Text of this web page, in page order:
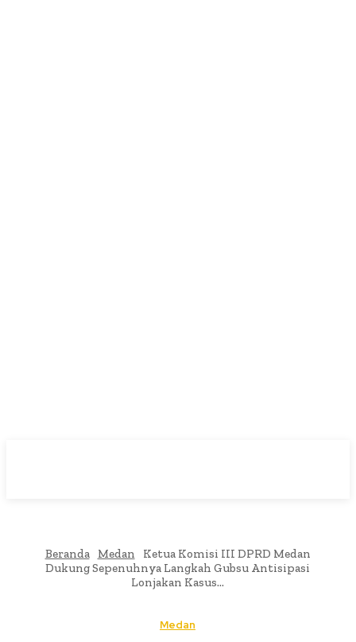
Beranda Medan
Ketua Komisi III DPRD Medan
Dukung Sepenuhnya Langkah Gubsu Antisipasi
Lonjakan Kasus...
Medan